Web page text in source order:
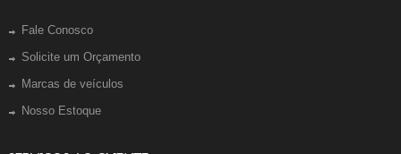
Fale Conosco
Solicite um Orçamento
Marcas de veículos
Nosso Estoque